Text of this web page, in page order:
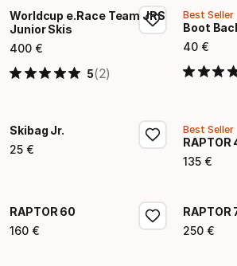
Worldcup e.Race Team JRS
Junior Skis
400 €
Endpreis
5(2)
Best Seller
Boot
40 €
Endpreis
Skibag Jr.
25 €
Endpreis
Best Seller
135 €
Endpreis
RAPTOR 60
160 €
Endpreis
RAPTOR
250 €
Endpreis